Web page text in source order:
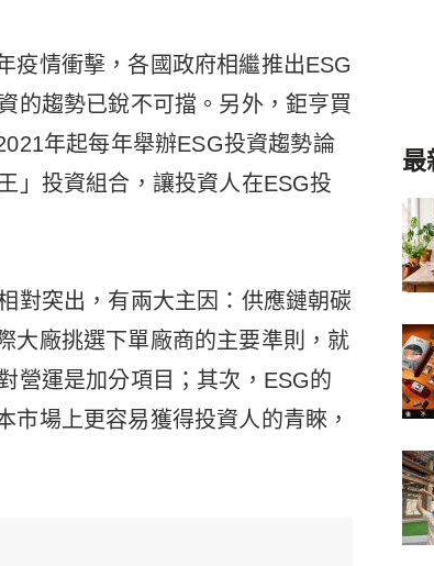
疫情衝擊，各國政府相繼推出ESG
的趨勢已銳不可擋。另外，鉅亨買
年起每年舉辦ESG投資趨勢論
」投資組合，讓投資人在ESG投
對突出，有兩大主因：供應鏈朝碳
大廠挑選下單廠商的主要準則，就
營運是加分項目；其次，ESG的
場上更容易獲得投資人的青睞，
最